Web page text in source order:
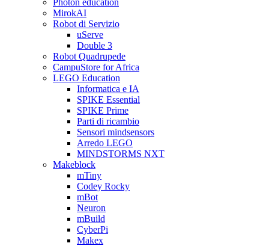
MirokAI
Robot di Servizio
uServe
Double 3
Robot Quadrupede
CampuStore for Africa
LEGO Education
Informatica e IA
SPIKE Essential
SPIKE Prime
Parti di ricambio
Sensori mindsensors
Arredo LEGO
MINDSTORMS NXT
Makeblock
mTiny
Codey Rocky
mBot
Neuron
mBuild
CyberPi
Makex